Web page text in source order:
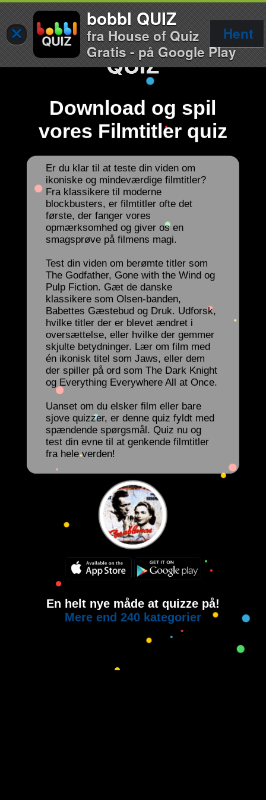
×
bobbl QUIZ
fra House of Quiz
Gratis - på Google Play
Hent
Download og spil
vores Filmtitler quiz
Er du klar til at teste din viden om
ikoniske og mindeværdige filmtitler?
Fra klassikere til moderne
blockbusters, er filmtitler ofte det
første, der fanger vores
opmærksomhed og giver os en
smagsprøve på filmens magi.
Test din viden om berømte titler som
The Godfather, Gone with the Wind og
Pulp Fiction. Gæt de danske
klassikere som Olsen-banden,
Babettes Gæstebud og Druk. Udforsk,
hvilke titler der er blevet ændret i
oversættelse, eller hvilke der gemmer
skjulte betydninger. Lær om film med
én ikonisk titel som Jaws, eller dem
der spiller på ord som The Dark Knight
og Everything Everywhere All at Once.
Uanset om du elsker film eller bare
sjove quizzer, er denne quiz fyldt med
spændende spørgsmål. Quiz nu og
test din evne til at genkende filmtitler
fra hele verden!
En helt nye måde at quizze på!
Mere end 240 kategorier